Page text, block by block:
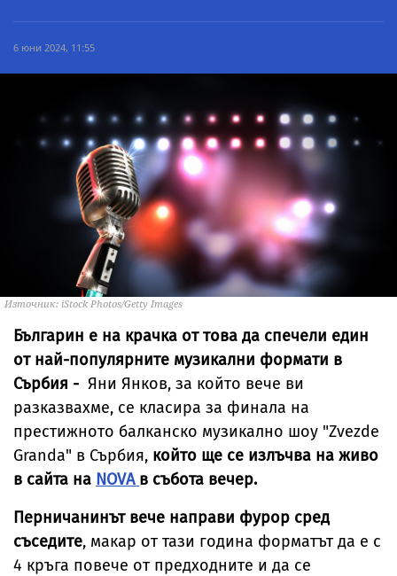
6 юни 2024, 11:55
Източник: iStock Photos/Getty Images
Българин е на крачка от това да спечели един
от най-популярните музикални формати в
Сърбия - Яни Янков, за който вече ви
разказвахме, се класира за финала на
престижното балканско музикално шоу "Zvezde
Granda" в Сърбия, който ще се излъчва на живо
в сайта на NOVA в събота вечер.
Перничанинът вече направи фурор сред
съседите, макар от тази година форматът да е с
4 кръга повече от предходните и да се